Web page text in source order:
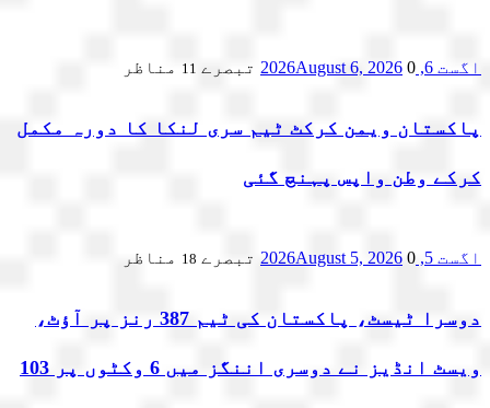
اگست 6, 2026 August 6, 2026 0 تبصرے 11 مناظر
پاکستان ویمن کرکٹ ٹیم سری لنکا کا دورہ مکمل
کرکے وطن واپس پہنچ گئی
اگست 5, 2026 August 5, 2026 0 تبصرے 18 مناظر
دوسرا ٹیسٹ، پاکستان کی ٹیم 387 رنز پر آؤٹ،
ویسٹ انڈیز نے دوسری اننگز میں 6 وکٹوں پر 103